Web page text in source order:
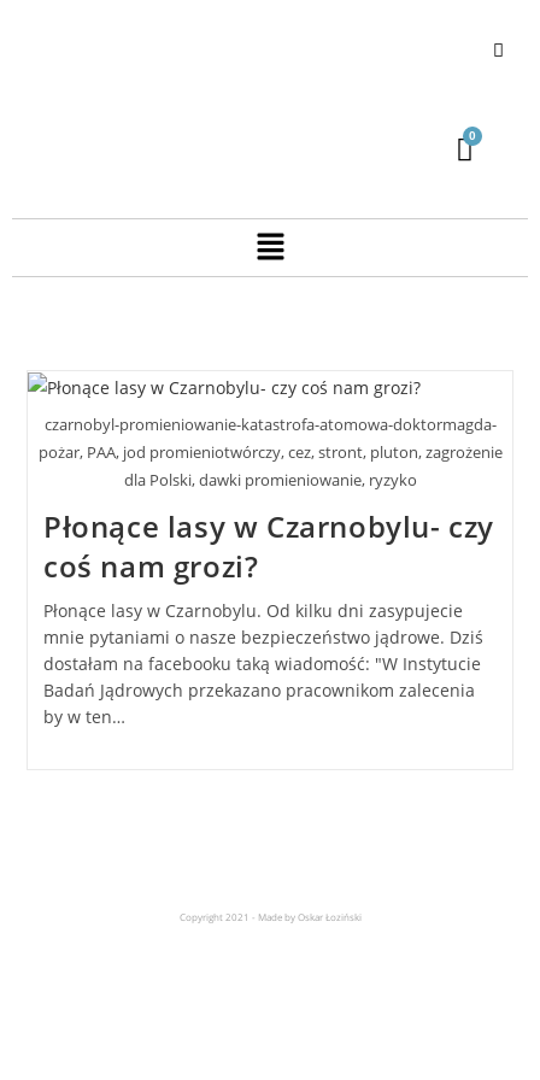
czarnobyl-promieniowanie-katastrofa-atomowa-doktormagda-
pożar, PAA, jod promieniotwórczy, cez, stront, pluton, zagrożenie
dla Polski, dawki promieniowanie, ryzyko
Płonące lasy w Czarnobylu- czy
coś nam grozi?
Płonące lasy w Czarnobylu. Od kilku dni zasypujecie
mnie pytaniami o nasze bezpieczeństwo jądrowe. Dziś
dostałam na facebooku taką wiadomość: "W Instytucie
Badań Jądrowych przekazano pracownikom zalecenia
by w ten…
Copyright 2021 - Made by Oskar Łoziński